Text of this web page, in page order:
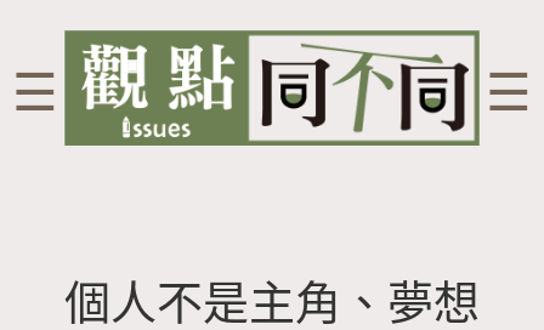
☰ ☰
個人不是主角、夢想